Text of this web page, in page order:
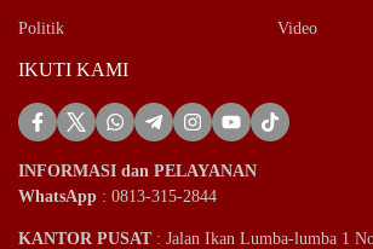
Politik Video
IKUTI KAMI
INFORMASI dan PELAYANAN
WhatsApp : 0813-315-2844
KANTOR PUSAT: Jalan Ikan Lumba-lumba 1